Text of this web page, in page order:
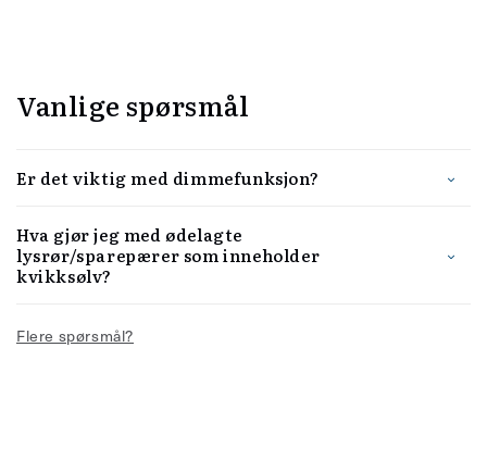
Vanlige spørsmål
Er det viktig med dimmefunksjon?
Hva gjør jeg med ødelagte
lysrør/sparepærer som inneholder
kvikksølv?
Flere spørsmål?